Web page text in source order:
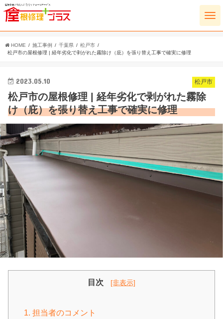
HOME 施工事例 千葉県
松戸市
松戸市の屋根修理 | 経年劣化で剥がれた霧除け（庇）を張り替え工事で確実に修理
松戸市
2023.05.10
松戸市の屋根修理 | 経年劣化で剥がれた霧除
け（庇）を張り替え工事で確実に修理
目次 [非表示]
1. 担当者のコメント